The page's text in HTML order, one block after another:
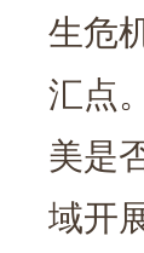
生危
汇点
美是
域开